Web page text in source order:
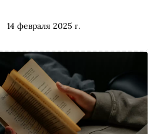
14 февраля 2025 г.